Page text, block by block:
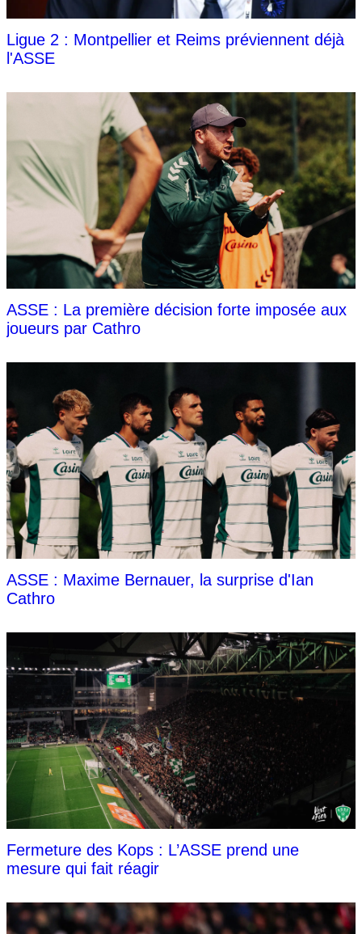
Ligue 2 : Montpellier et Reims préviennent déjà
l'ASSE
ASSE : La première décision forte imposée aux
joueurs par Cathro
ASSE : Maxime Bernauer, la surprise d'Ian
Cathro
Fermeture des Kops : L’ASSE prend une
mesure qui fait réagir